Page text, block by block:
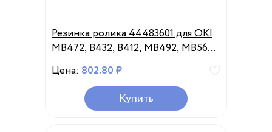
Резинка ролика 44483601 для OKI
MB472, B432, B412, MB492, MB562,
ES4192 MFP, B512 1 шт
Цена: 802.80 ₽
Купить